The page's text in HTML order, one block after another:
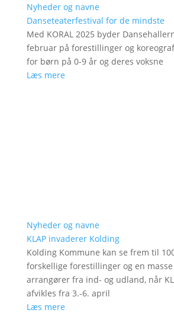
Nyheder og navne
Danseteaterfestival for de mindste
Med KORAL 2025 byder
februar på forestillinger og
for børn på 0-9 år og deres voksne
Læs mere
Nyheder og navne
KLAP invaderer Kolding
Kolding Kommune kan se frem til
forskellige forestillinger og en
arrangører fra ind- og udland, når
afvikles fra 3.-6. april
Læs mere